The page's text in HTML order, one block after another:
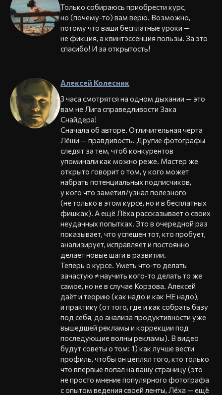
Только собираюсь приобрести курс,
но (почему-то) вам верю. Возможно,
потому что ваши бесплатные уроки —
не фикция, а квинтэссенция пользы. За это
спасибо! И за открытость!
Алексей Колесник
3 часа смотрятся на одном дыхании — это
вам не Лига справедливости Зака
Снайдера!
Сначала об авторе. Отличительная черта
Лёши — правдивость. Другие фотографы
следят за тем, чтоб конкурентов
упоминали как можно реже. Мастер же
открыто говорит о том, у кого может
набрать потенциальных подписчиков,
у кого что заметил/узнал полезного
(не только в этом курсе, но и в бесплатных
фишках). А ещё Лёха рассказывает о своих
неудачных попытках. Это в очередной раз
показывает, что успешен тот, кто пробует,
анализирует, исправляет и постоянно
делает новые шаги в развитии.
Теперь о курсе. Уметь что-то делать
зачастую ≠ научить кого-то делать то же
самое, но не в случае Корзова. Алексей
даёт и теорию (как надо и как НЕ надо),
и практику (от того, где и как собрать базу
под себя, до анализа продуктивности уже
вышедшей рекламы и коррекции под
последующие волны рекламы). В видео
будут советы о том: 1) как лучше вести
профиль, чтобы он цеплял того, кто только
что впервые попал на вашу страницу (это
не просто мнение популярного фотографа
с опытом ведения своей ленты, Лёха — ещё